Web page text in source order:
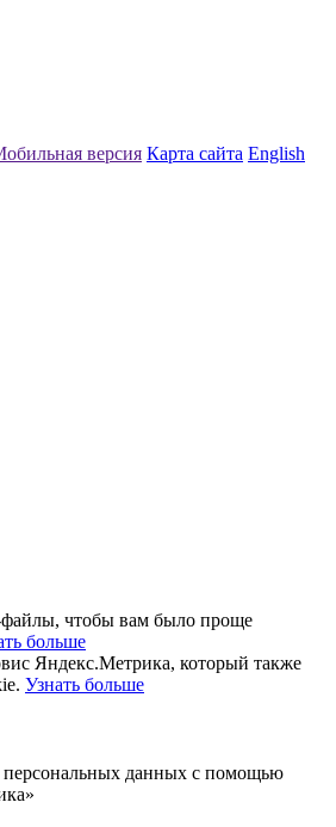
версия Карта сайта English
чтобы вам было проще
больше
Яндекс.Метрика, который также
Узнать больше
персональных данных с помощью